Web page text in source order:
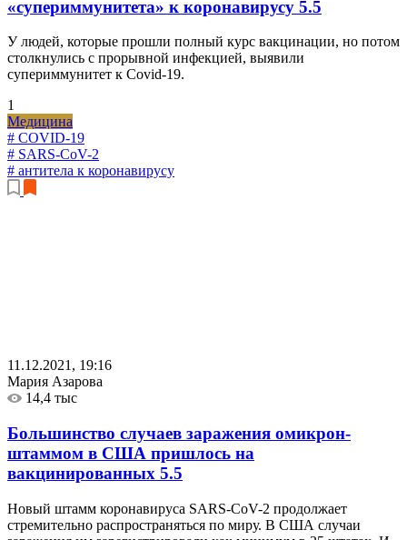
«супериммунитета» к коронавирусу 5.5
У людей, которые прошли полный курс вакцинации, но потом
столкнулись с прорывной инфекцией, выявили
супериммунитет к Covid-19.
1
Медицина
# COVID-19
# SARS-CoV-2
# антитела к коронавирусу
11.12.2021, 19:16
Мария Азарова
14,4 тыс
Большинство случаев заражения омикрон-
штаммом в США пришлось на
вакцинированных 5.5
Новый штамм коронавируса SARS-CoV-2 продолжает
стремительно распространяться по миру. В США случаи